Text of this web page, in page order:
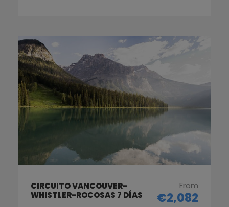
CIRCUITO VANCOUVER-
WHISTLER-ROCOSAS 7 DÍAS
From
€2,082